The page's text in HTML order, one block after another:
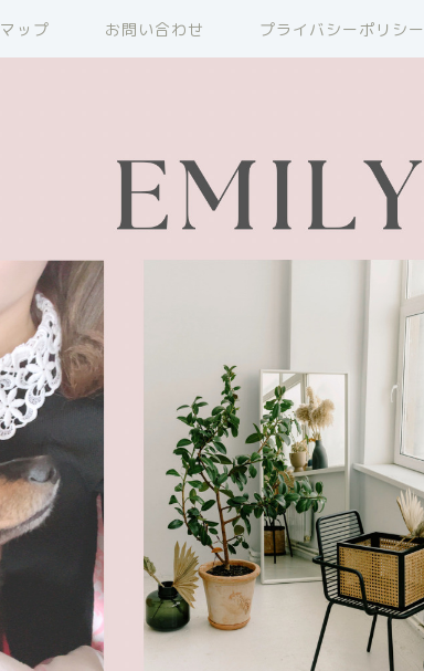
ップ お問い合わせ プライバシーポリシー